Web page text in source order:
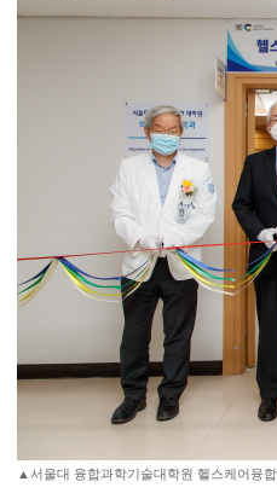
▲서울대 융합과학기술대학원 헬스케어융